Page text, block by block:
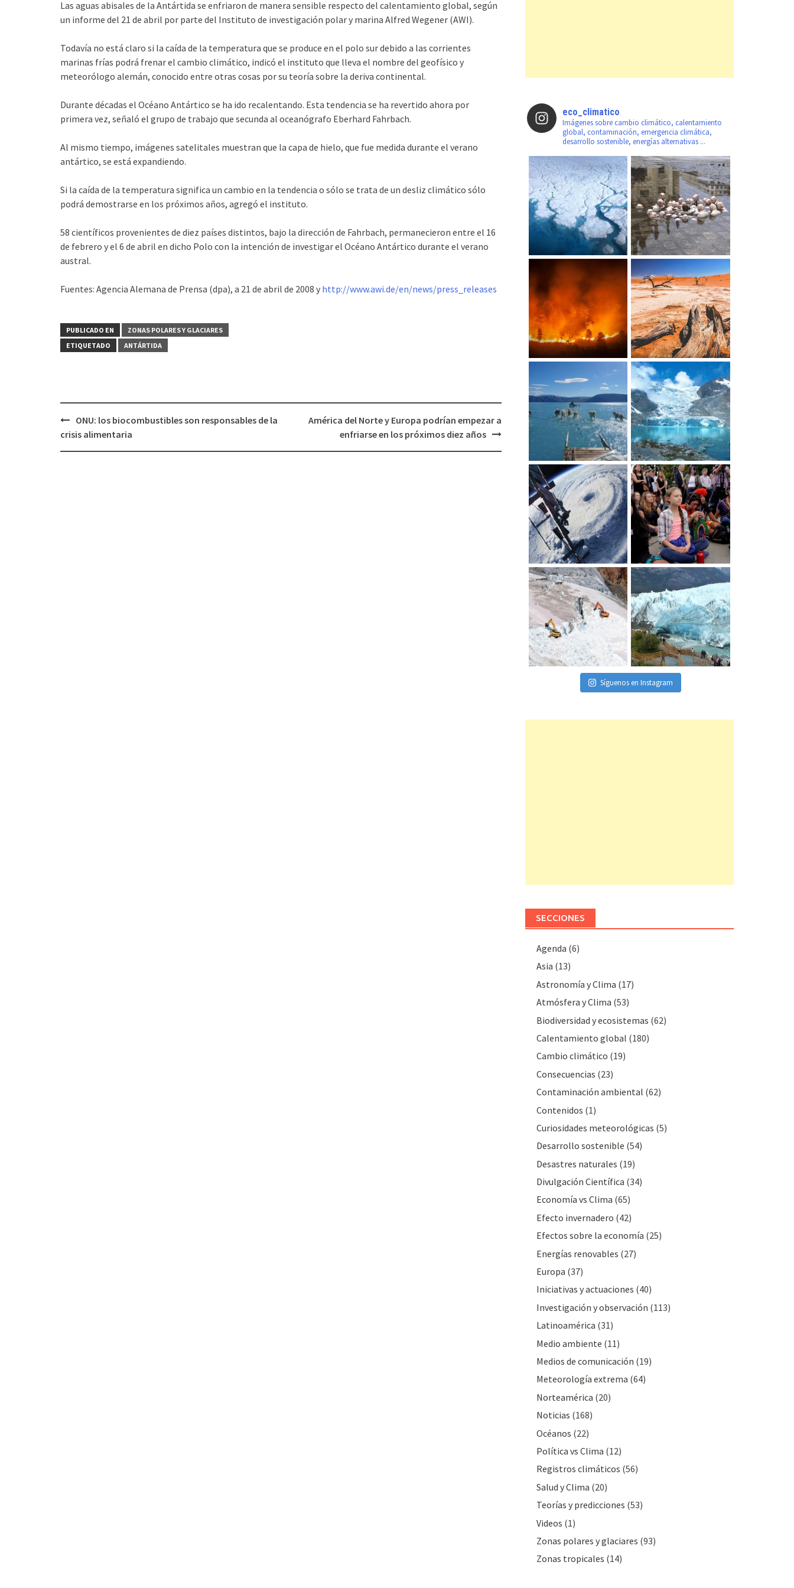
Las aguas abisales de la Antártida se enfriaron de manera sensible respecto del calentamiento global, según
un informe del 21 de abril por parte del Instituto de investigación polar y marina Alfred Wegener (AWI).
Todavía no está claro si la caída de la temperatura que se produce en el polo sur debido a las corrientes
marinas frías podrá frenar el cambio climático, indicó el instituto que lleva el nombre del geofísico y
meteorólogo alemán, conocido entre otras cosas por su teoría sobre la deriva continental.
Durante décadas el Océano Antártico se ha ido recalentando. Esta tendencia se ha revertido ahora por
primera vez, señaló el grupo de trabajo que secunda al oceanógrafo Eberhard Fahrbach.
Al mismo tiempo, imágenes satelitales muestran que la capa de hielo, que fue medida durante el verano
antártico, se está expandiendo.
Si la caída de la temperatura significa un cambio en la tendencia o sólo se trata de un desliz climático sólo
podrá demostrarse en los próximos años, agregó el instituto.
58 científicos provenientes de diez países distintos, bajo la dirección de Fahrbach, permanecieron entre el 16
de febrero y el 6 de abril en dicho Polo con la intención de investigar el Océano Antártico durante el verano
austral.
Fuentes: Agencia Alemana de Prensa (dpa), a 21 de abril de 2008 y http://www.awi.de/en/news/press_releases
PUBLICADO EN
ZONAS POLARES Y GLACIARES
ETIQUETADO
ANTÁRTIDA
Navegación
ONU: los biocombustibles son responsables de la
crisis alimentaria
América del Norte y Europa podrían empezar a
enfriarse en los próximos diez años
eco_climatico
Imágenes sobre cambio climático, calentamiento
global, contaminación, emergencia climática,
desarrollo sostenible, energías alternativas ...
Síguenos en Instagram
SECCIONES
Agenda (6)
Asia (13)
Astronomía y Clima (17)
Atmósfera y Clima (53)
Biodiversidad y ecosistemas (62)
Calentamiento global (180)
Cambio climático (19)
Consecuencias (23)
Contaminación ambiental (62)
Contenidos (1)
Curiosidades meteorológicas (5)
Desarrollo sostenible (54)
Desastres naturales (19)
Divulgación Cientí­fica (34)
Economía vs Clima (65)
Efecto invernadero (42)
Efectos sobre la economía (25)
Energías renovables (27)
Europa (37)
Iniciativas y actuaciones (40)
Investigación y observación (113)
Latinoamérica (31)
Medio ambiente (11)
Medios de comunicación (19)
Meteorologí­a extrema (64)
Norteamérica (20)
Noticias (168)
Océanos (22)
Polí­tica vs Clima (12)
Registros climáticos (56)
Salud y Clima (20)
Teorías y predicciones (53)
Videos (1)
Zonas polares y glaciares (93)
Zonas tropicales (14)